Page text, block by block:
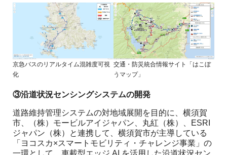
京急バスのリアルタイム混雑度可視
化
交通・防災統合情報サイト「はこぼ
うマップ」
③沿道状況センシングシステムの開発
道路維持管理システムの対地域展開を目的に、横須賀
市、（株）モービルアイジャパン、丸紅（株）、ESRI
ジャパン（株）と連携して、横須賀市が主導している
「ヨコスカ×スマートモビリティ・チャレンジ事業」の
一環として、車載型エッジ AI を活用した沿道状況セン